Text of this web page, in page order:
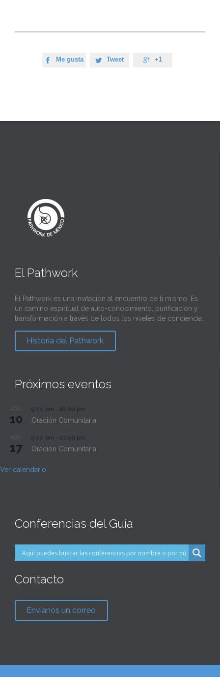
 Me gusta  Tweet  +1
El Pathwork
El Pathwork es una invitación al encuentro de ti mismo. Es
un camino espiritual de auto-conocimiento, purificación y
transformación a través de todos los niveles de conciencia.
Historia del Pathwork
Próximos eventos
AGO
10
9:00 pm - 10:00 pm
Oración Comunitaria
AGO
17
9:00 pm - 10:00 pm
Oración Comunitaria
Ver calendario
Conferencias del Guía
Contacto
Envíanos un correo